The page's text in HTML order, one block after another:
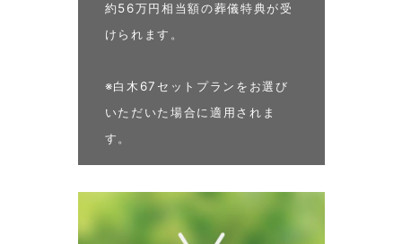
約56万円相当額の葬儀特典が受
けられます。
※白木67セットプランをお選び
いただいた場合に適用されま
す。